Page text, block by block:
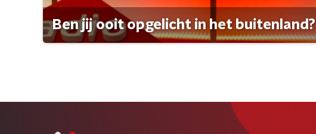
Ben jij ooit opgelicht in het buitenland?